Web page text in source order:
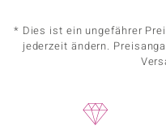
* Dies ist ein ungefährer
jederzeit ändern.